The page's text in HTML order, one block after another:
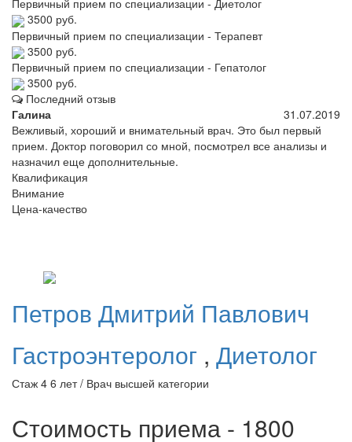
Первичный прием по специализации - Диетолог
3500 руб.
Первичный прием по специализации - Терапевт
3500 руб.
Первичный прием по специализации - Гепатолог
3500 руб.
Последний отзыв
Галина
31.07.2019
Вежливый, хороший и внимательный врач. Это был первый
прием. Доктор поговорил со мной, посмотрел все анализы и
назначил еще дополнительные.
Квалификация
Внимание
Цена-качество
Петров Дмитрий Павлович
Гастроэнтеролог , Диетолог
Стаж 4 6 лет / Врач высшей категории
Стоимость приема - 1800